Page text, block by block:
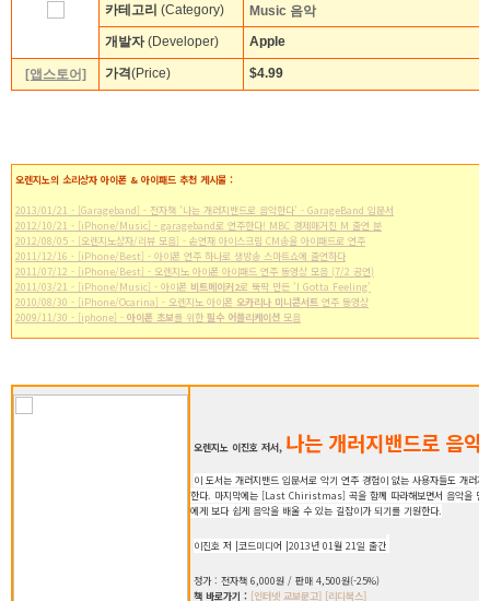
카테고리 (Category)
Music 음악
개발자(Developer) Apple
[앱스토어] 가격(Price) $4.99
오렌지노의 소리상자 아이폰 & 아이패드 추천 게시물 :
2013/01/21 - [Garageband] - 전자책 '나는 개러지밴드로 음악한다' - GarageBand 입문서
2012/10/21 - [iPhone/Music] - garageband로 연주한다! MBC 경제매거진 M 출연 분
2012/08/05 - [오렌지노상자/리뷰 모음] - 손연재 아이스크림 CM송을 아이패드로 연주
2011/12/16 - [iPhone/Best] - 아이폰 연주 하나로 생방송 스마트쇼에 출연하다
2011/07/12 - [iPhone/Best] - 오렌지노 아이폰 아이패드 연주 동영상 모음 (7/2 공연)
2011/03/21 - [iPhone/Music] - 아이폰 비트메이커2로 뚝딱 만든 'I Gotta Feeling'
2010/08/30 - [iPhone/Ocarina] - 오렌지노 아이폰 오카리나 미니콘서트 연주 동영상
2009/11/30 - [iphone] - 아이폰 초보를 위한 필수 어플리케이션 모음
오렌지노 이진호 저서, 나는 개러지밴드로 음악
이 도서는 개러지밴드 입문서로 악기 연주 경험이 없는 사용자들도 개러
한다. 마지막에는 [Last Chiristmas] 곡을 함께 따라해보면서 음악을 만
에게 보다 쉽게 음악을 배울 수 있는 길잡이가 되기를 기원한다.
이진호 저 |코드미디어 |2013년 01월 21일 출간
정가 : 전자책 6,000원 / 판매 4,500원(-25%)
책 바로가기 : [인터넷 교보문고] [리디북스]